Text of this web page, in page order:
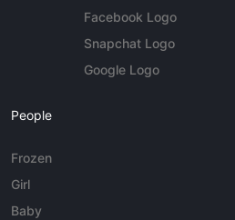
Facebook Logo
Snapchat Logo
Google Logo
People
Frozen
Girl
Baby